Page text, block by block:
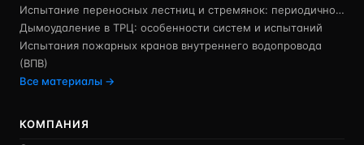
Испытание переносных лестниц и стремянок: периодично…
Дымоудаление в ТРЦ: особенности систем и испытаний
Испытания пожарных кранов внутреннего водопровода
(ВПВ)
Все материалы →
КОМПАНИЯ